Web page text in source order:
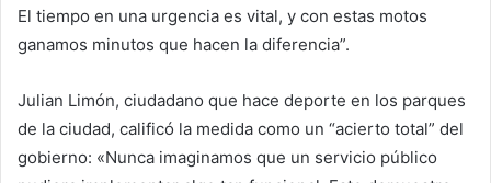
El tiempo en una urgencia es vital, y con estas motos
ganamos minutos que hacen la diferencia”.
Julian Limón, ciudadano que hace deporte en los parques
de la ciudad, calificó la medida como un “acierto total” del
gobierno: «Nunca imaginamos que un servicio público